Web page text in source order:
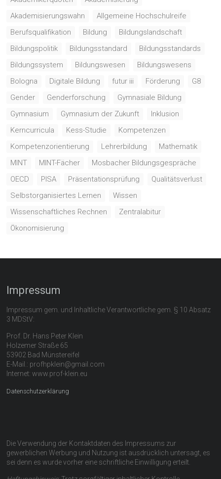
Akademisierungswahn
Allgemeine Hochschulreife
Berufsqualifikation
Bildung
Bildungslandschaft
Bildungspolitik
Bildungsstandard
Bildungsstandards
Bildungssystem
Bildungswesen
Bildungswesens
Bologna
Digitale Bildung futur iii Förderung
G8
Gender
Genderforschung
Gymnasiale Bildung
Gymnasium
Gymnasium der Zukunft
Inklusion
Kerncurricula
Kess-Studie
Kompetenzen
Kompetenzorientierung
Lehrerbildung
Mathematik
MINT
MINT-Fächer
Mosbacher Bildungsgespräche
OECD
PISA Präsentationsprüfung
Qualitätsverlust
Selbstorganisiertes Lernen
Wissen
Wissenschaftliches Rechnen
Zentralabitur
Ökonomisierung
Impressum
Impressum gem. und Inhaltliche Verantwortliche gem. § 10 Absatz
3 MDStV:
Prof. Dr. Hans Peter Klein
Holzemer Straße 65
53902 Bad Münstereifel
E-Mail.: profhpklein@gmail.com
Internet: www.prof-klein.eu
Datenschutzerklärung
Die Verwendung der Kontaktdaten des Impressums zur
gewerblichen Werbung und Nutzung ist ausdrücklich untersagt, es
sei denn es wurde vorher eine schriftliche Einwilligung erteilt.